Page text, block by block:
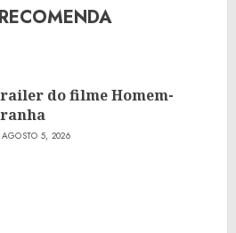
do filme Homem-
AGOSTO 5, 2026